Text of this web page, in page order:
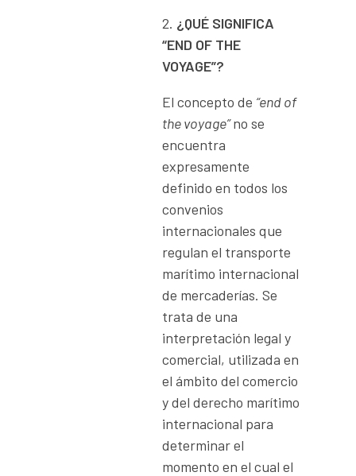
¿QUÉ SIGNIFICA
“END OF THE
VOYAGE”?
El concepto de “end of
the voyage”no se
encuentra
expresamente
definido en todos los
convenios
internacionales que
regulan el transporte
marítimo internacional
de mercaderías. Se
trata de una
interpretación legal y
comercial, utilizada en
el ámbito del comercio
y del derecho marítimo
internacional para
determinar el
momento en el cual el